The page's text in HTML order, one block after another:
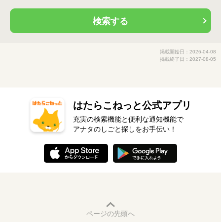
検索する
掲載開始日：2026-04-08
掲載終了日：2027-08-05
はたらこねっと公式アプリ
充実の検索機能と便利な通知機能で
アナタのしごと探しをお手伝い！
ページの先頭へ